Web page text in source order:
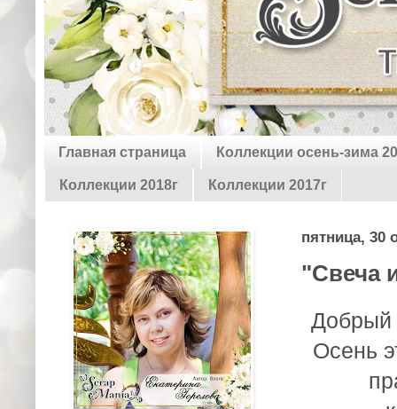
Главная страница Коллекции осень-зима
Коллекции 2018г Коллекции 2017г
пятница, 30
"Свеча
Добрый
Осень